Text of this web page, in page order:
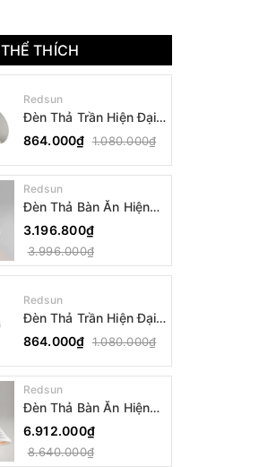
THÍCH
Redsun
Đèn Thả Trần Hiện Đại
Phong Cách Nhật Bản
Wabi-sabi CDT-T036
Dáng B
864.000₫ 1.080.000₫
Redsun
Đèn Thả Bàn Ăn Hiện
Đại Bậc Thang Đơn
Phong Cách Nhật Bản
Wabi-sabi DC-T078B
3.196.800₫
3.996.000₫
Redsun
Đèn Thả Trần Hiện Đại
Phong Cách Nhật Bản
Wabi-sabi CDT-T036
Dáng A
864.000₫ 1.080.000₫
Redsun
Đèn Thả Bàn Ăn Hiện
Đại Bậc Thang Đôi
Phong Cách Nhật Bản
Wabi-sabi DC-T078A
6.912.000₫
8.640.000₫